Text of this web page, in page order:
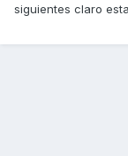
siguientes claro